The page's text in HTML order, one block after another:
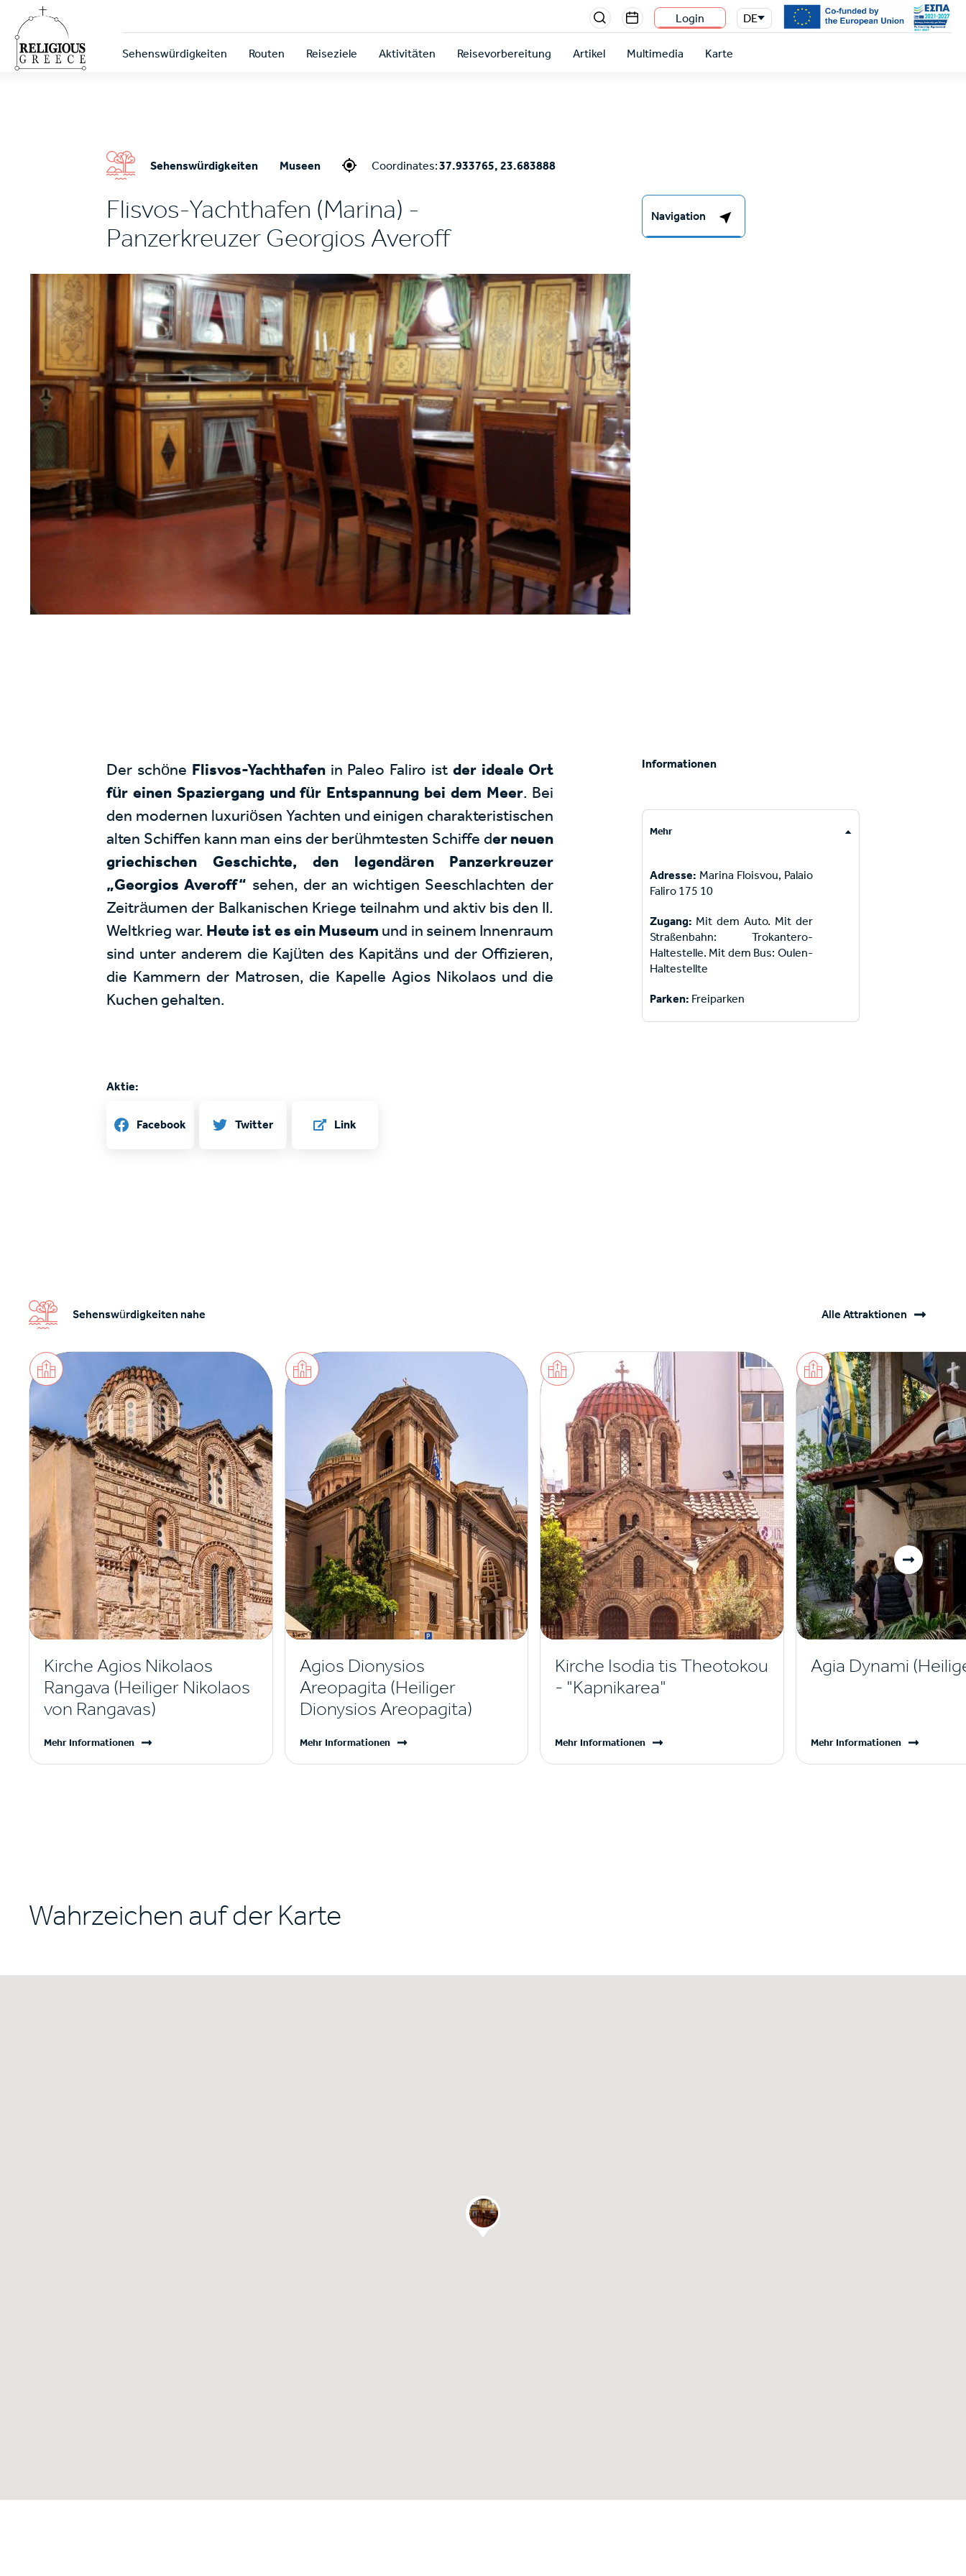
main
content
Menu
section
right
Login DE
Κεντρική
πλοήγηση
Sehenswürdigkeiten Routen Reiseziele Aktivitäten Reisevorbereitung Artikel Multimedia Karte
Sehenswürdigkeiten Museen Coordinates:37.933765, 23.683888
Flisvos-Yachthafen (Marina) -
Panzerkreuzer Georgios Averoff
Navigation
Der schöne Flisvos-Yachthafenin Paleo Faliro ist der ideale Ort
für einen Spaziergang und für Entspannung bei dem Meer. Bei
den modernen luxuriösen Yachten und einigen charakteristischen
alten Schiffen kann man eins der berühmtesten Schiffe der neuen
griechischen Geschichte, den legendären Panzerkreuzer
„Georgios Averoff“ sehen, der an wichtigen Seeschlachten der
Zeiträumen der Balkanischen Kriege teilnahm und aktiv bis den II.
Weltkrieg war. Heute ist es ein Museum und in seinem Innenraum
sind unter anderem die Kajüten des Kapitäns und der Offizieren,
die Kammern der Matrosen, die Kapelle Agios Nikolaos und die
Kuchen gehalten.
Informationen
Mehr
Adresse: Marina Floisvou, Palaio
Faliro 175 10
Zugang: Mit dem Auto. Mit der
Straßenbahn: Trokantero-
Haltestelle. Mit dem Bus: Oulen-
Haltestellte
Parken: Freiparken
Aktie:
Facebook Twitter Link
Sehenswürdigkeiten nahe Alle Attraktionen
Kirche Agios Nikolaos
Rangava (Heiliger Nikolaos
von Rangavas)
Mehr Informationen
Agios Dionysios
Areopagita (Heiliger
Dionysios Areopagita)
Mehr Informationen
Kirche Isodia tis Theotokou
- "Kapnikarea"
Mehr Informationen
Agia Dynami
Mehr Informationen
Wahrzeichen auf der Karte